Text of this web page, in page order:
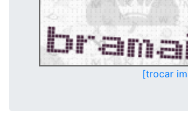
[trocar